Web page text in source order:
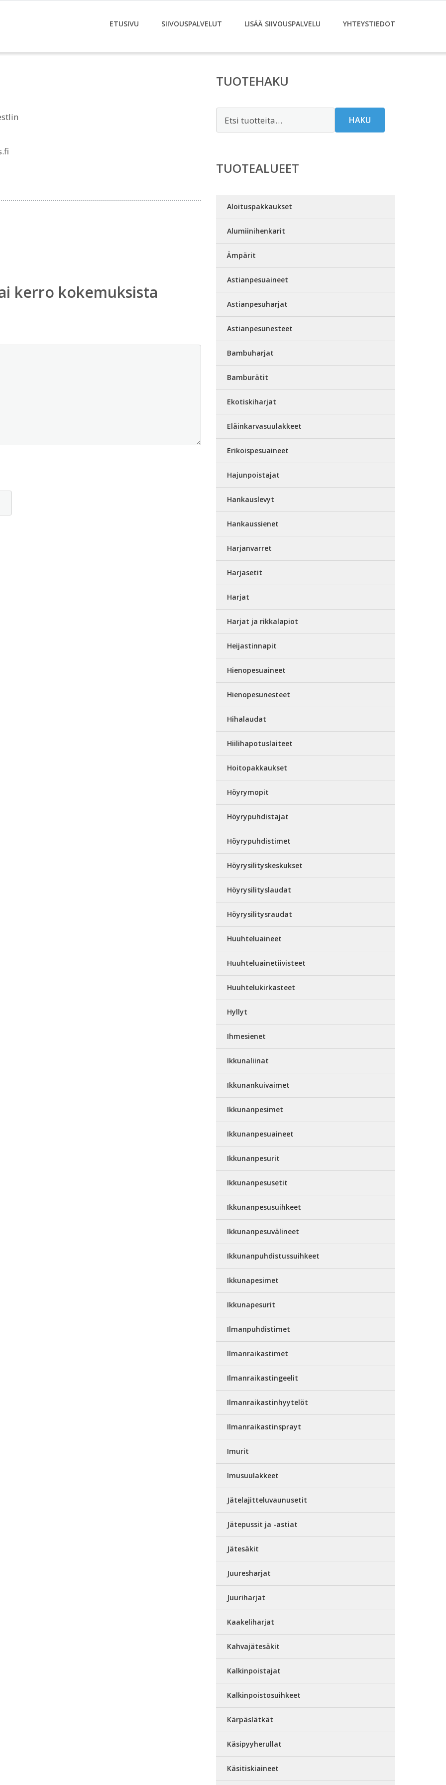
ETUSIVU SIIVOUSPALVELUT LISÄÄ SIIVOUSPALVELU YHTEYSTIEDOT
kerro kokemuksista
TUOTEHAKU
HAKU
TUOTEALUEET
Aloituspakkaukset
Alumiinihenkarit
Ämpärit
Astianpesuaineet
Astianpesuharjat
Astianpesunesteet
Bambuharjat
Bamburätit
Ekotiskiharjat
Eläinkarvasuulakkeet
Erikoispesuaineet
Hajunpoistajat
Hankauslevyt
Hankaussienet
Harjanvarret
Harjasetit
Harjat
Harjat ja rikkalapiot
Heijastinnapit
Hienopesuaineet
Hienopesunesteet
Hihalaudat
Hiilihapotuslaiteet
Hoitopakkaukset
Höyrymopit
Höyrypuhdistajat
Höyrypuhdistimet
Höyrysilityskeskukset
Höyrysilityslaudat
Höyrysilitysraudat
Huuhteluaineet
Huuhteluainetiivisteet
Huuhtelukirkasteet
Hyllyt
Ihmesienet
Ikkunaliinat
Ikkunankuivaimet
Ikkunanpesimet
Ikkunanpesuaineet
Ikkunanpesurit
Ikkunanpesusetit
Ikkunanpesusuihkeet
Ikkunanpesuvälineet
Ikkunanpuhdistussuihkeet
Ikkunapesimet
Ikkunapesurit
Ilmanpuhdistimet
Ilmanraikastimet
Ilmanraikastingeelit
Ilmanraikastinhyytelöt
Ilmanraikastinsprayt
Imurit
Imusuulakkeet
Jätelajitteluvaunusetit
Jätepussit ja -astiat
Jätesäkit
Juuresharjat
Juuriharjat
Kaakeliharjat
Kahvajätesäkit
Kalkinpoistajat
Kalkinpoistosuihkeet
Kärpäslätkät
Käsipyyherullat
Käsitiskiaineet